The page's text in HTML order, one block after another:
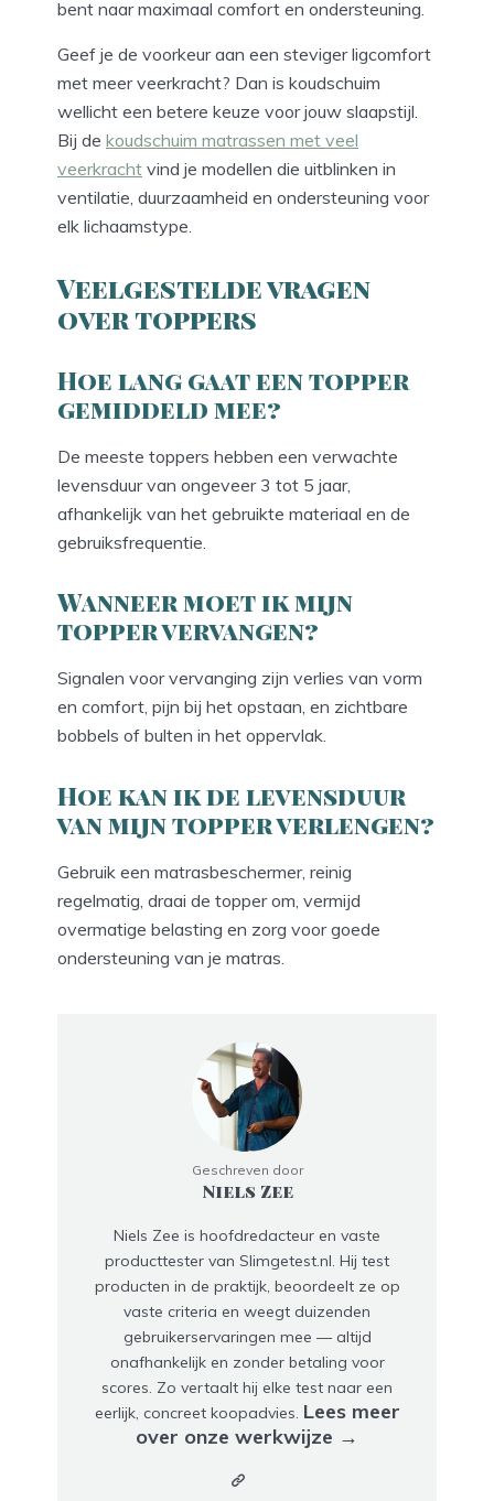
bent naar maximaal comfort en ondersteuning.
Geef je de voorkeur aan een steviger ligcomfort
met meer veerkracht? Dan is koudschuim
wellicht een betere keuze voor jouw slaapstijl.
Bij de koudschuim matrassen met veel
veerkracht vind je modellen die uitblinken in
ventilatie, duurzaamheid en ondersteuning voor
elk lichaamstype.
Veelgestelde vragen
over toppers
Hoe lang gaat een topper
gemiddeld mee?
De meeste toppers hebben een verwachte
levensduur van ongeveer 3 tot 5 jaar,
afhankelijk van het gebruikte materiaal en de
gebruiksfrequentie.
Wanneer moet ik mijn
topper vervangen?
Signalen voor vervanging zijn verlies van vorm
en comfort, pijn bij het opstaan, en zichtbare
bobbels of bulten in het oppervlak.
Hoe kan ik de levensduur
van mijn topper verlengen?
Gebruik een matrasbeschermer, reinig
regelmatig, draai de topper om, vermijd
overmatige belasting en zorg voor goede
ondersteuning van je matras.
Geschreven door
Niels Zee
Niels Zee is hoofdredacteur en vaste
producttester van Slimgetest.nl. Hij test
producten in de praktijk, beoordeelt ze op
vaste criteria en weegt duizenden
gebruikerservaringen mee — altijd
onafhankelijk en zonder betaling voor
scores. Zo vertaalt hij elke test naar een
eerlijk, concreet koopadvies. Lees meer
over onze werkwijze →